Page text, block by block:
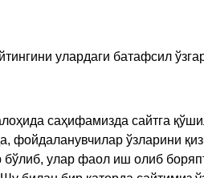
улардаги батафсил
саҳифамизда сайтга
ўзларини
улар фаол иш олиб